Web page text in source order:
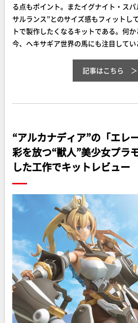
る点もポイント。またイグナイト・ス
サルランス”とのサイズ感もフィットし
トで製作したくなるキットである。何
今、ヘキサギア世界の馬にも注目してい
記事はこちら
“アルカナディア”の「エレ
彩を放つ“獣人”美少女プラ
した工作でキットレビュー